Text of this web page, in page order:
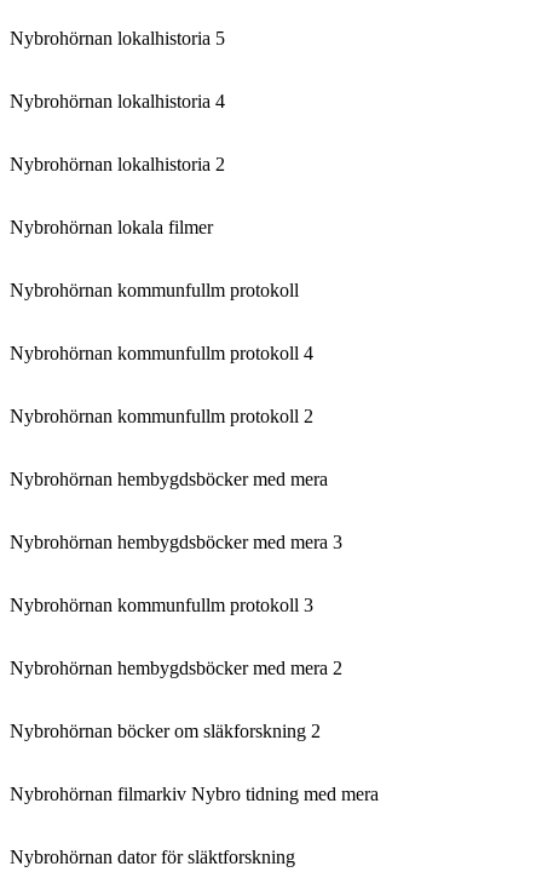
Nybrohörnan lokalhistoria 5
Nybrohörnan lokalhistoria 4
Nybrohörnan lokalhistoria 2
Nybrohörnan lokala filmer
Nybrohörnan kommunfullm protokoll
Nybrohörnan kommunfullm protokoll 4
Nybrohörnan kommunfullm protokoll 2
Nybrohörnan hembygdsböcker med mera
Nybrohörnan hembygdsböcker med mera 3
Nybrohörnan kommunfullm protokoll 3
Nybrohörnan hembygdsböcker med mera 2
Nybrohörnan böcker om släkforskning 2
Nybrohörnan filmarkiv Nybro tidning med mera
Nybrohörnan dator för släktforskning